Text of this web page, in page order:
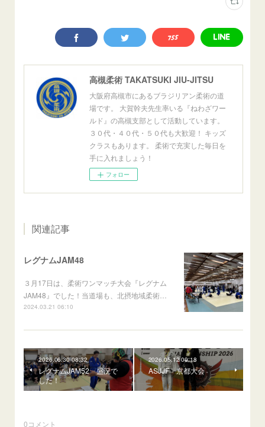
高槻柔術 TAKATSUKI JIU-JITSU
大阪府高槻市にあるブラジリアン柔術の道
場です。 大賀幹夫先生率いる『ねわざワー
ルド』の高槻支部として活動しています。
３０代・４０代・５０代も大歓迎！ キッズ
クラスもあります。 柔術で充実した毎日を
手に入れましょう！
フォロー
関連記事
レグナムJAM48
３月17日は、柔術ワンマッチ大会『レグナム
JAM48』でした！当道場も、北摂地域柔術…
2024.03.21 06:10
2026.06.30 08:32
レグナムJAM52 盛況で
した！
2026.05.12 09:18
ASJJF 京都大会
0コメント